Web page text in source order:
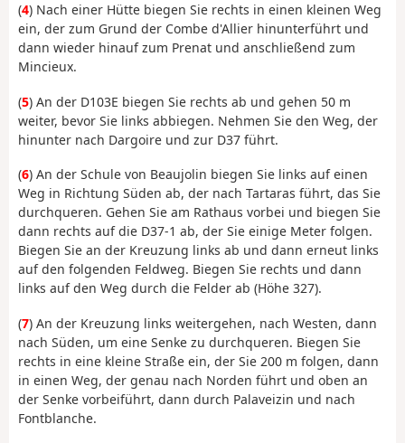
(4) Nach einer Hütte biegen Sie rechts in einen kleinen Weg
ein, der zum Grund der Combe d'Allier hinunterführt und
dann wieder hinauf zum Prenat und anschließend zum
Mincieux.
(5) An der D103E biegen Sie rechts ab und gehen 50 m
weiter, bevor Sie links abbiegen. Nehmen Sie den Weg, der
hinunter nach Dargoire und zur D37 führt.
(6) An der Schule von Beaujolin biegen Sie links auf einen
Weg in Richtung Süden ab, der nach Tartaras führt, das Sie
durchqueren. Gehen Sie am Rathaus vorbei und biegen Sie
dann rechts auf die D37-1 ab, der Sie einige Meter folgen.
Biegen Sie an der Kreuzung links ab und dann erneut links
auf den folgenden Feldweg. Biegen Sie rechts und dann
links auf den Weg durch die Felder ab (Höhe 327).
(7) An der Kreuzung links weitergehen, nach Westen, dann
nach Süden, um eine Senke zu durchqueren. Biegen Sie
rechts in eine kleine Straße ein, der Sie 200 m folgen, dann
in einen Weg, der genau nach Norden führt und oben an
der Senke vorbeiführt, dann durch Palaveizin und nach
Fontblanche.